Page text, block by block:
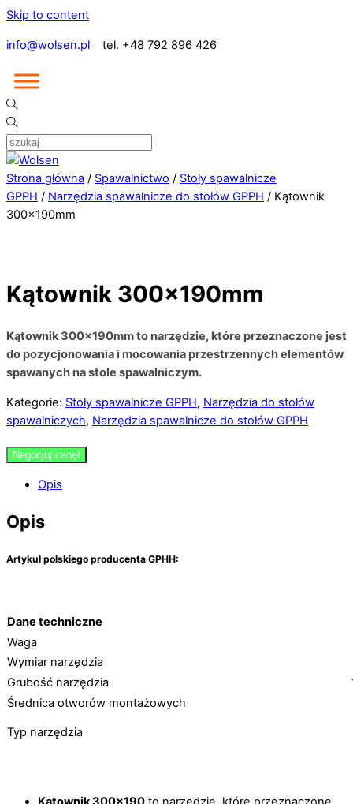
Skip to content
info@wolsen.pl tel. +48 792 896 426
Strona główna / Spawalnictwo / Stoły spawalnicze
GPPH / Narzędzia spawalnicze do stołów GPPH / Kątownik
300x190mm
Kątownik 300x190mm
Kątownik 300x190mm to narzędzie, które przeznaczone jest
do pozycjonowania i mocowania przestrzennych elementów
spawanych na stole spawalniczym.
Kategorie: Stoły spawalnicze GPPH, Narzędzia do stołów
spawalniczych, Narzędzia spawalnicze do stołów GPPH
Negocjuj cenę!
Opis
Opis
Artykuł polskiego producenta GPHH:
Dane techniczne
Waga
Wymiar narzędzia
Grubość narzędzia
Średnica otworów montażowych
Typ narzędzia